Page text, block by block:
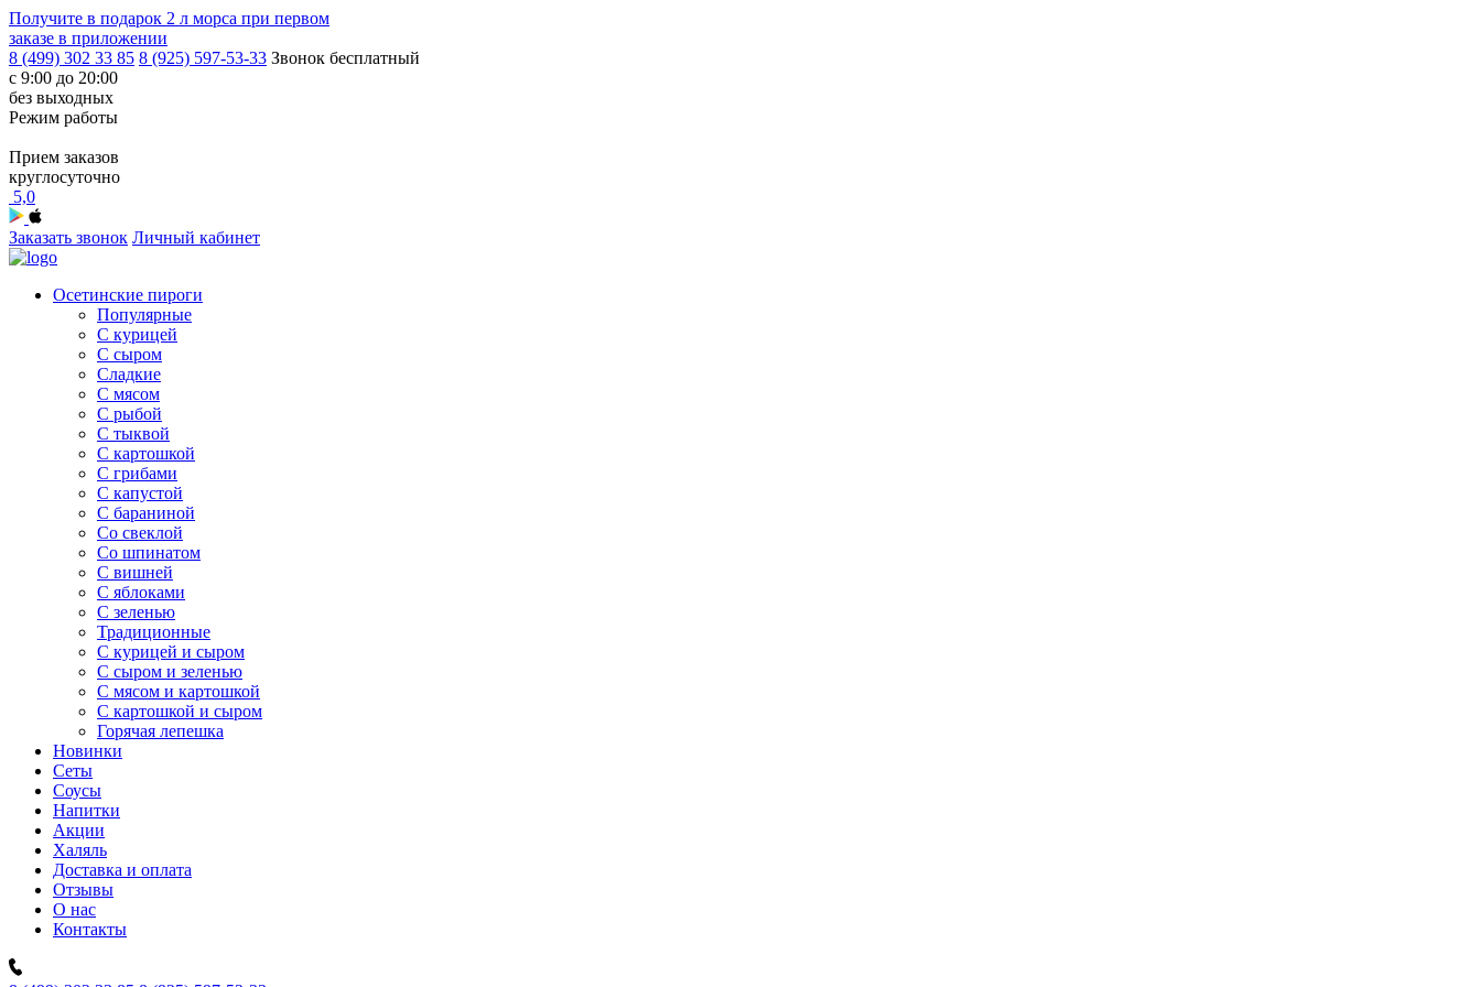
Получите в подарок 2 л морса при первом
заказе в приложении
8 (499) 302 33 85 8 (925) 597-53-33 Звонок бесплатный
с 9:00 до 20:00
без выходных
Режим работы
Прием заказов
круглосуточно
5,0
Заказать звонок Личный кабинет
Осетинские пироги
Популярные
С курицей
С сыром
Сладкие
С мясом
С рыбой
С тыквой
С картошкой
С грибами
С капустой
C бараниной
Со свеклой
Со шпинатом
С вишней
С яблоками
С зеленью
Традиционные
С курицей и сыром
С сыром и зеленью
С мясом и картошкой
С картошкой и сыром
Горячая лепешка
Новинки
Сеты
Соусы
Напитки
Акции
Халяль
Доставка и оплата
Отзывы
О нас
Контакты